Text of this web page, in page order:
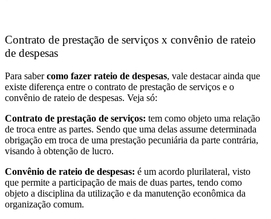
Contrato de prestação de serviços x convênio de rateio
de despesas
Para sabercomo fazer rateio de despesas, vale destacar ainda que
existe diferença entre o contrato de prestação de serviços e o
convênio de rateio de despesas. Veja só:
Contrato de prestação de serviços: tem como objeto uma relação
de troca entre as partes. Sendo que uma delas assume determinada
obrigação em troca de uma prestação pecuniária da parte contrária,
visando à obtenção de lucro.
Convênio de rateio de despesas: é um acordo plurilateral, visto
que permite a participação de mais de duas partes, tendo como
objeto a disciplina da utilização e da manutenção econômica da
organização comum.